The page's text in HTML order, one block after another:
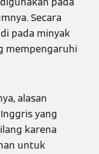
Secara
pada minyak
mempengaruhi
alasan
yang
karena
untuk